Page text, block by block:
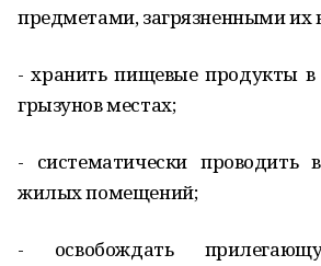
предметами, загрязненными
- хранить пищевые продукты
грызунов местах;
- систематически проводить
жилых помещений;
- освобождать